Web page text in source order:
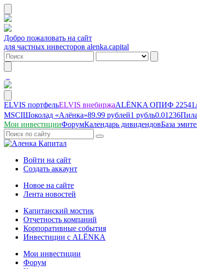
Добро пожаловать на сайт
для частных инвесторов alenka.capital
ELVIS портфельELVIS внебиржаALЁNKA ОПИФ 22541
MSCIШоколад «Алёнка»89.99 рублей1 рубль0.01236
Мои инвестицииФорумКалендарь дивидендовБаза
Войти на сайт
Создать аккаунт
Новое на сайте
Лента новостей
Капитанский мостик
Отчетность компаний
Корпоративные события
Инвестиции с ALЁNKA
Мои инвестиции
Форум